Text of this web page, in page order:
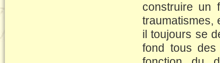
construire un
traumatismes,
il toujours se
fond tous